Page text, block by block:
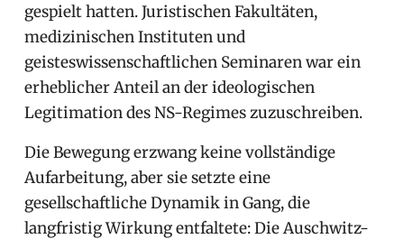
gespielt hatten. Juristischen Fakultäten,
medizinischen Instituten und
geisteswissenschaftlichen Seminaren war ein
erheblicher Anteil an der ideologischen
Legitimation des NS-Regimes zuzuschreiben.
Die Bewegung erzwang keine vollständige
Aufarbeitung, aber sie setzte eine
gesellschaftliche Dynamik in Gang, die
langfristig Wirkung entfaltete: Die Auschwitz-